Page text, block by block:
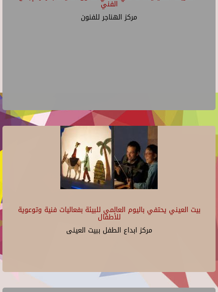
الفني
مركز الهناجر للفنون
بيت العيني يحتفي باليوم العالمي للبيئة بفعاليات فنية وتوعوية
للأطفال
مركز ابداع الطفل ببيت العينى